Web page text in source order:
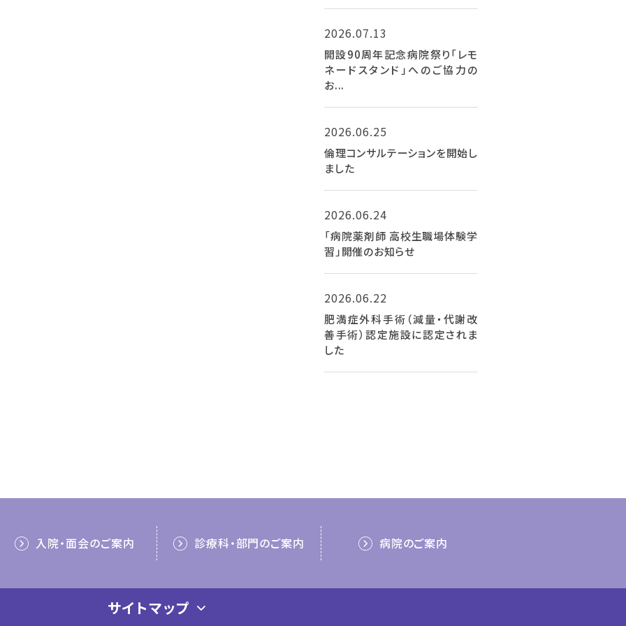
2026.07.13
開設90周年記念病院祭り「レモ
ネードスタンド」へのご協力の
お...
2026.06.25
倫理コンサルテーションを開始し
ました
2026.06.24
「病院薬剤師 高校生職場体験学
習」開催のお知らせ
2026.06.22
肥満症外科手術（減量・代謝改
善手術）認定施設に認定されま
した
入院・面会のご案内 診療科・部門のご案内 病院のご案内
サイトマップ